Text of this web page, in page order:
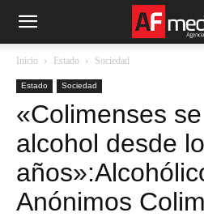
Inicio Estado Sociedad
Estado Sociedad
«Colimenses
alcohol desde
Anónimos